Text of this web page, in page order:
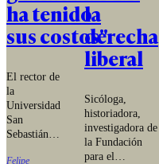
ha tenido
sus costos"
El rector de
la
Universidad
San
Sebastián
Felipe
la
derecha
liberal
Sicóloga,
historiadora,
investigadora de
la Fundación
para el